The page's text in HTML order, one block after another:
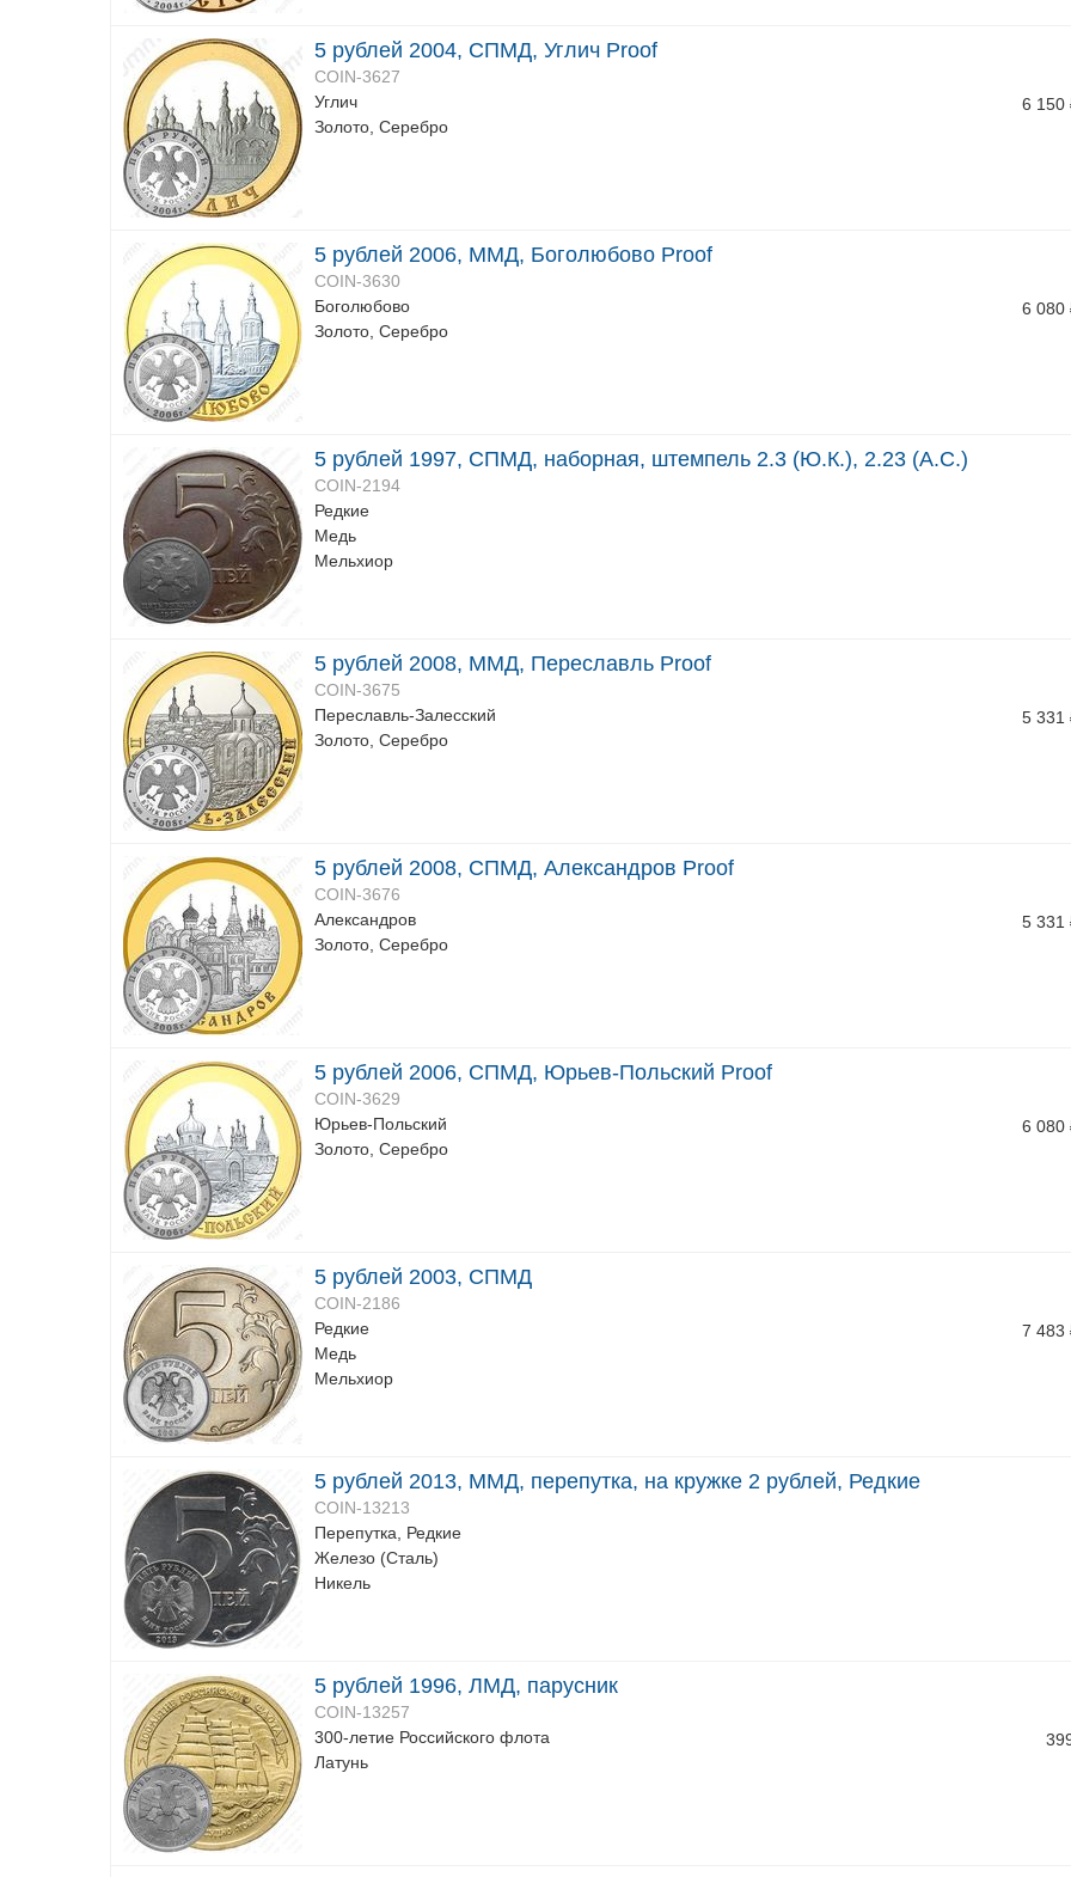
5 рублей 2004, СПМД, Углич Proof
COIN-3627
Углич
Золото, Серебро
6 150
5 рублей 2006, ММД, Боголюбово Proof
COIN-3630
Боголюбово
Золото, Серебро
6 080
5 рублей 1997, СПМД, наборная, штемпель 2.3 (Ю.К.), 2.23 (А.С.)
COIN-2194
Редкие
Медь
Мельхиор
5 рублей 2008, ММД, Переславль Proof
COIN-3675
Переславль-Залесский
Золото, Серебро
5 331
5 рублей 2008, СПМД, Александров Proof
COIN-3676
Александров
Золото, Серебро
5 331
5 рублей 2006, СПМД, Юрьев-Польский Proof
COIN-3629
Юрьев-Польский
Золото, Серебро
6 080
5 рублей 2003, СПМД
COIN-2186
Редкие
Медь
Мельхиор
7 483
5 рублей 2013, ММД, перепутка, на кружке 2 рублей, Редкие
COIN-13213
Перепутка, Редкие
Железо (Сталь)
Никель
5 рублей 1996, ЛМД, парусник
COIN-13257
300-летие Российского флота
Латунь